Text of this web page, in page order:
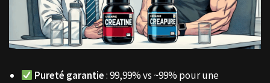
Pureté garantie: 99,99% vs ~99% pour une